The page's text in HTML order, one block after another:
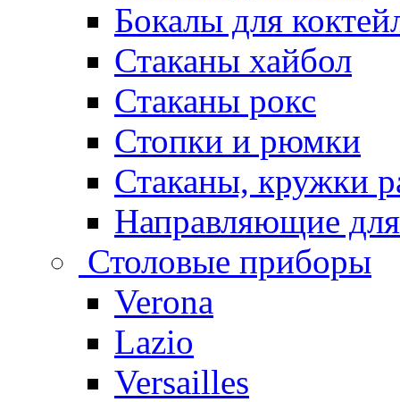
Бокалы для
Стаканы хайбол
Стаканы рокс
Стопки и рюмки
Стаканы, кружки
Направляющие
Столовые приборы
Verona
Lazio
Versailles